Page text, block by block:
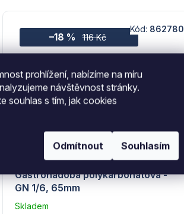
prohlížení, nabízíme na míru
návštěvnost stránky.
souhlas s tím, jak cookies
Odmítnout Souhlasím
116 Kč
–18 %
Gastronádoba polykarbonátová -
GN 1/6, 65mm
Skladem
Kód: 862780